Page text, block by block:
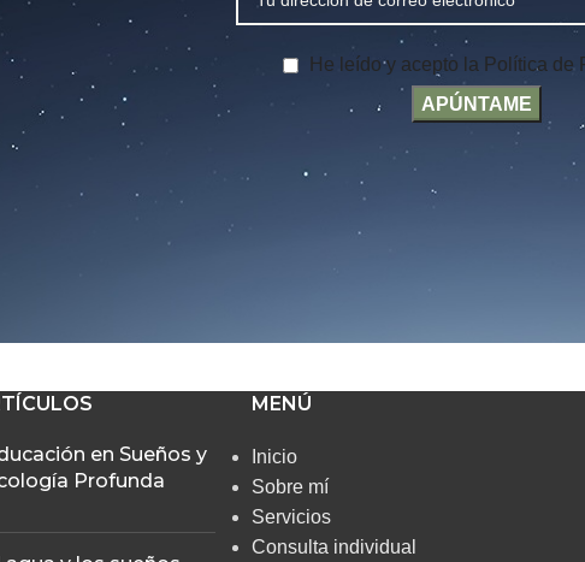
He leído y acepto la Política de
en Sueños y
Profunda
MENÚ
Inicio
Sobre mí
Servicios
Consulta individual